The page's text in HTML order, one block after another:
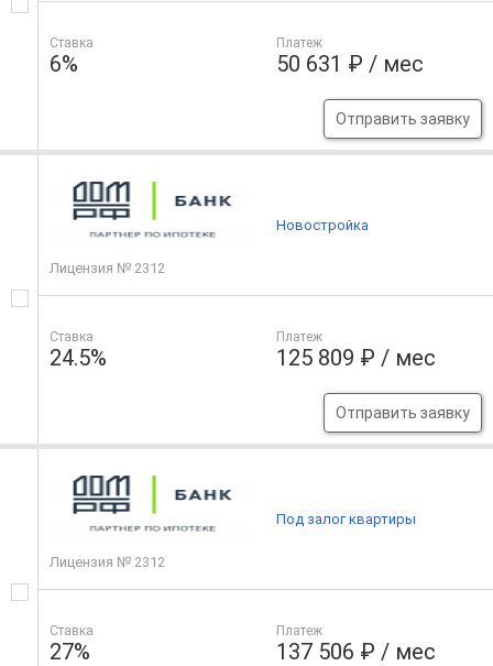
Ставка
6%
Платеж
50 631 ₽ / мес
Отправить заявку
Лицензия № 2312
Ставка
24.5%
Платеж
125 809 ₽ / мес
Отправить заявку
Новостройка
Лицензия № 2312
Ставка
27%
Платеж
137 506 ₽ / мес
Под залог квартиры